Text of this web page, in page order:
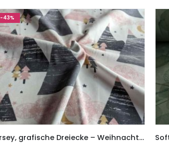
-43%
Jersey, grafische Dreiecke – Weihnachtsbaum auf Ecru